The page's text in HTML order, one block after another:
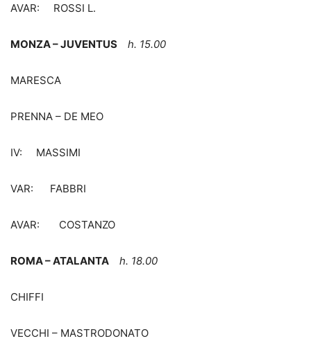
AVAR: ROSSI L.
MONZA – JUVENTUS h. 15.00
MARESCA
PRENNA – DE MEO
IV: MASSIMI
VAR: FABBRI
AVAR: COSTANZO
ROMA – ATALANTA h. 18.00
CHIFFI
VECCHI – MASTRODONATO